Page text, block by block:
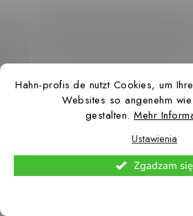
Hahn-profis.de nutzt Cookies, um
Websites so angenehm
gestalten.Mehr
Ustawienia
Zgadzam się